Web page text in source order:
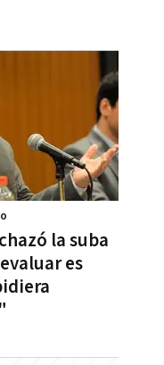
la suba
es